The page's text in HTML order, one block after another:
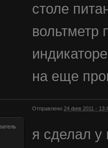
столе
вольтметр
на еще
Отправлено 24 фев 2011 -
я сделал у